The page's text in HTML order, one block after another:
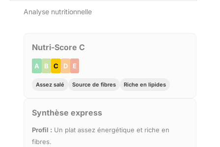
Analyse nutritionnelle
Nutri-Score C
A B C D E
Assez salé Source de fibres Riche en lipides
Synthèse express
Profil : Un plat assez énergétique et riche en
fibres.